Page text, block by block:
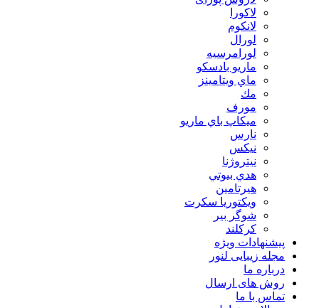
لاكورا
لانكوم
لورال
لورامرسيه
ماريو بادسكو
ماي ويتامينز
مك
مورف
ميكاپ باي ماريو
نارس
نيكس
نیتروژنا
هدي بيوتي
هیرتامین
ویکتوریا سکرت
شوگر بير
کرکلند
پیشنهادات ویژه
مجله زیبایی لنور
درباره ما
روش های ارسال
تماس با ما